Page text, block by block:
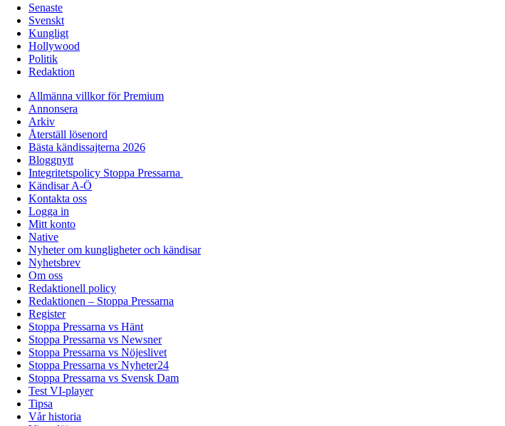
Senaste
Svenskt
Kungligt
Hollywood
Politik
Redaktion
Allmänna villkor för Premium
Annonsera
Arkiv
Återställ lösenord
Bästa kändissajterna 2026
Bloggnytt
Integritetspolicy Stoppa Pressarna
Kändisar A-Ö
Kontakta oss
Logga in
Mitt konto
Native
Nyheter om kungligheter och kändisar
Nyhetsbrev
Om oss
Redaktionell policy
Redaktionen – Stoppa Pressarna
Register
Stoppa Pressarna vs Hänt
Stoppa Pressarna vs Newsner
Stoppa Pressarna vs Nöjeslivet
Stoppa Pressarna vs Nyheter24
Stoppa Pressarna vs Svensk Dam
Test VI-player
Tipsa
Vår historia